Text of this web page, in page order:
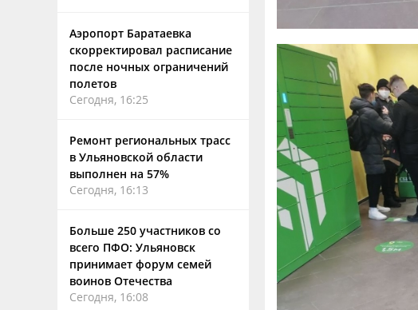
Аэропорт Баратаевка
скорректировал расписание
после ночных ограничений
полетов
Сегодня, 16:25
Ремонт региональных трасс
в Ульяновской области
выполнен на 57%
Сегодня, 16:13
Больше 250 участников со
всего ПФО: Ульяновск
принимает форум семей
воинов Отечества
Сегодня, 16:08